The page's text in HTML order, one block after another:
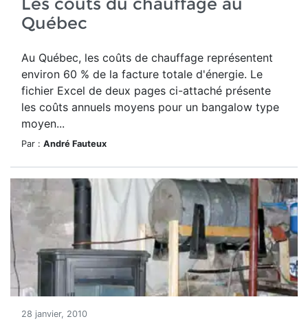
Québec
Au Québec, les coûts de chauffage représentent
environ 60 % de la facture totale d'énergie. Le
fichier Excel de deux pages ci-attaché présente
les coûts annuels moyens pour un bangalow type
moyen...
Par : André Fauteux
28 janvier, 2010